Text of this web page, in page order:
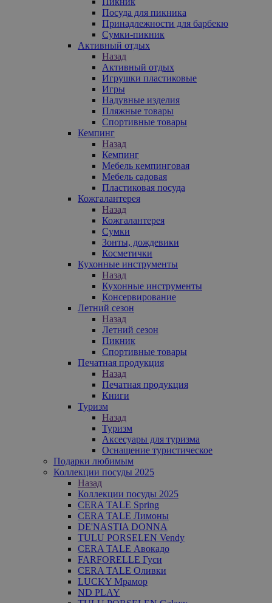
Посуда для пикника
Принадлежности для барбекю
Сумки-пикник
Активный отдых
Назад
Активный отдых
Игрушки пластиковые
Игры
Надувные изделия
Пляжные товары
Спортивные товары
Кемпинг
Назад
Кемпинг
Мебель кемпинговая
Мебель садовая
Пластиковая посуда
Кожгалантерея
Назад
Кожгалантерея
Сумки
Зонты, дождевики
Косметички
Кухонные инструменты
Назад
Кухонные инструменты
Консервирование
Летний сезон
Назад
Летний сезон
Пикник
Спортивные товары
Печатная продукция
Назад
Печатная продукция
Книги
Туризм
Назад
Туризм
Аксесуары для туризма
Оснащение туристическое
Подарки любимым
Коллекции посуды 2025
Назад
Коллекции посуды 2025
CERA TALE Spring
CERA TALE Лимоны
DE'NASTIA DONNA
TULU PORSELEN Vendy
CERA TALE Авокадо
FARFORELLE Гуси
CERA TALE Оливки
LUCKY Мрамор
ND PLAY